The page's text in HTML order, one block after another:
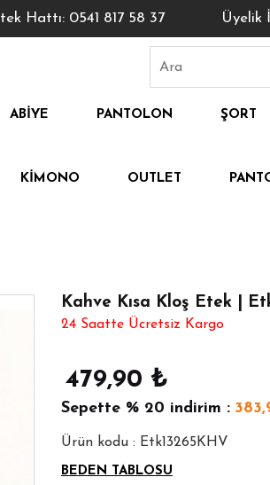
Hattı: 0541 817 58 37 Üyelik
ABIYE PANTOLON ŞORT
KIMONO OUTLET
Kahve Kısa Kloş Etek |
24 Saatte Ücretsiz Kargo
479,90 ₺
Sepette % 20 indirim :
Ürün kodu : Etk13265KHV
BEDEN TABLOSU